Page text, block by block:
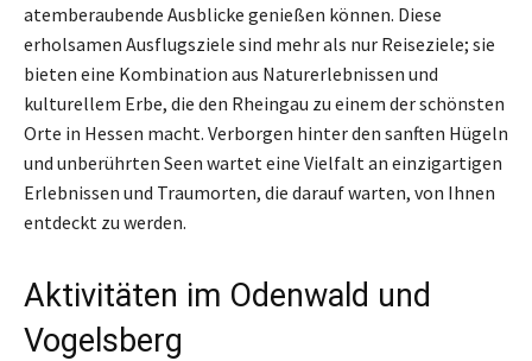
atemberaubende Ausblicke genießen können. Diese
erholsamen Ausflugsziele sind mehr als nur Reiseziele; sie
bieten eine Kombination aus Naturerlebnissen und
kulturellem Erbe, die den Rheingau zu einem der schönsten
Orte in Hessen macht. Verborgen hinter den sanften Hügeln
und unberührten Seen wartet eine Vielfalt an einzigartigen
Erlebnissen und Traumorten, die darauf warten, von Ihnen
entdeckt zu werden.
Aktivitäten im Odenwald und
Vogelsberg